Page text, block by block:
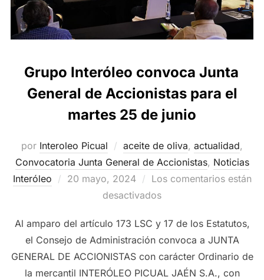
Grupo Interóleo convoca Junta
General de Accionistas para el
martes 25 de junio
por Interoleo Picual aceite de oliva, actualidad,
Convocatoria Junta General de Accionistas, Noticias
Interóleo
Publicado
20 mayo, 2024
Los comentarios están
desactivados
Al amparo del artículo 173 LSC y 17 de los Estatutos,
el Consejo de Administración convoca a JUNTA
GENERAL DE ACCIONISTAS con carácter Ordinario de
la mercantil INTERÓLEO PICUAL JAÉN S.A., con